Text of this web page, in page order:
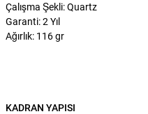
Çalışma Şekli: Quartz
Garanti: 2 Yıl
Ağırlık: 116 gr
KADRAN YAPISI